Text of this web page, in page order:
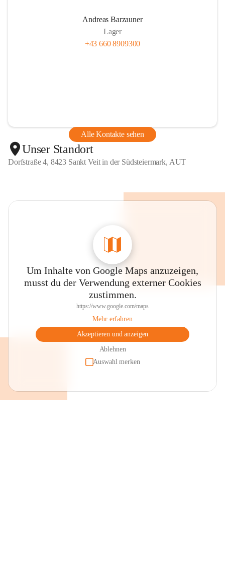
Andreas Barzauner
Lager
+43 660 8909300
Alle Kontakte sehen
Unser Standort
Dorfstraße 4, 8423 Sankt Veit in der Südsteiermark, AUT
Um Inhalte von Google Maps anzuzeigen,
musst du der Verwendung externer Cookies
zustimmen.
https://www.google.com/maps
Mehr erfahren
Akzeptieren und anzeigen
Ablehnen
Auswahl merken